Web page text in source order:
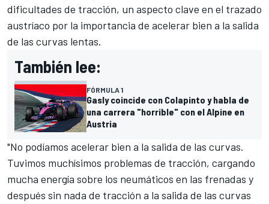
dificultades de tracción, un aspecto clave en el trazado
austríaco por la importancia de acelerar bien a la salida
de las curvas lentas.
También lee:
FÓRMULA 1
Gasly coincide con Colapinto y habla de
una carrera "horrible" con el Alpine en
Austria
"No podíamos acelerar bien a la salida de las curvas.
Tuvimos muchísimos problemas de tracción, cargando
mucha energía sobre los neumáticos en las frenadas y
después sin nada de tracción a la salida de las curvas